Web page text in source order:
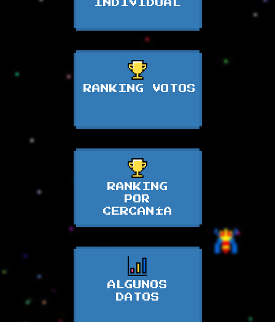
INDIVIDUAL
RANKING VOTOS
RANKING
POR
CERCANÍA
ALGUNOS
DATOS